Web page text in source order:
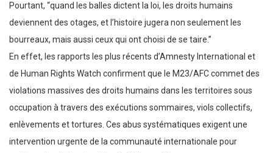
Pourtant, “quand les balles dictent la loi, les droits humains
deviennent des otages, et l’histoire jugera non seulement les
bourreaux, mais aussi ceux qui ont choisi de se taire.”
En effet, les rapports les plus récents d’Amnesty International et
de Human Rights Watch confirment que le M23/AFC commet des
violations massives des droits humains dans les territoires sous
occupation à travers des exécutions sommaires, viols collectifs,
enlèvements et tortures. Ces abus systématiques exigent une
intervention urgente de la communauté internationale pour